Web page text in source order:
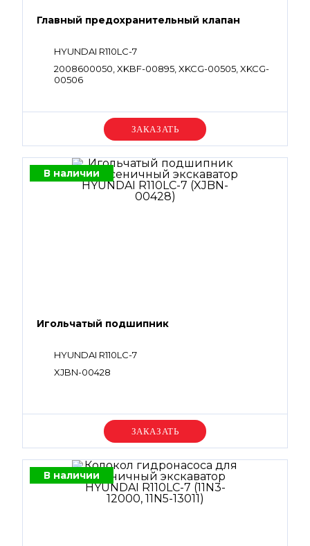
Главный предохранительный клапан
HYUNDAI R110LC-7
2008600050, XKBF-00895, XKCG-00505, XKCG-
00506
Уточняйте цену
В наличии
Игольчатый подшипник
HYUNDAI R110LC-7
XJBN-00428
Уточняйте цену
В наличии